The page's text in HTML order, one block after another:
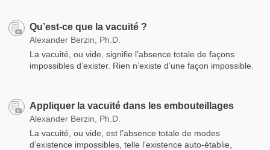
Qu’est-ce que la vacuité ?
Alexander Berzin, Ph.D.
La vacuité, ou vide, signifie l’absence totale de façons
impossibles d’exister. Rien n’existe d’une façon impossible.
Appliquer la vacuité dans les embouteillages
Alexander Berzin, Ph.D.
La vacuité, ou vide, est l’absence totale de modes
d’existence impossibles, telle l’existence auto-établie,